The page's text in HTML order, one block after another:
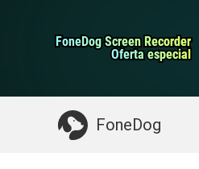
FoneDog Screen Recorder
FoneDog Screen Recorder
Oferta especial
Oferta especial
FoneDog
Limpiador de iPhone
Algo que puede necesitar: